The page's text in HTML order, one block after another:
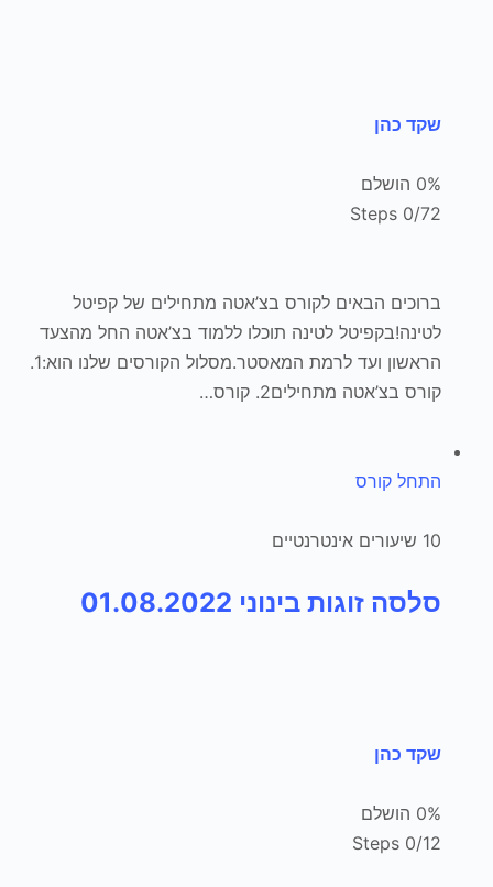
שקד כהן
0% הושלם
0/72 Steps
ברוכים הבאים לקורס בצ’אטה מתחילים של קפיטל
לטינה!בקפיטל לטינה תוכלו ללמוד בצ’אטה החל מהצעד
הראשון ועד לרמת המאסטר.מסלול הקורסים שלנו הוא:1.
קורס בצ’אטה מתחילים2. קורס…
התחל קורס
10 שיעורים אינטרנטיים
סלסה זוגות בינוני 01.08.2022
שקד כהן
0% הושלם
0/12 Steps